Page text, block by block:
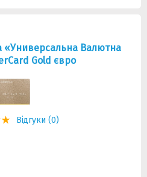
«Универсальна Валютна
Gold євро
Відгуки (0)